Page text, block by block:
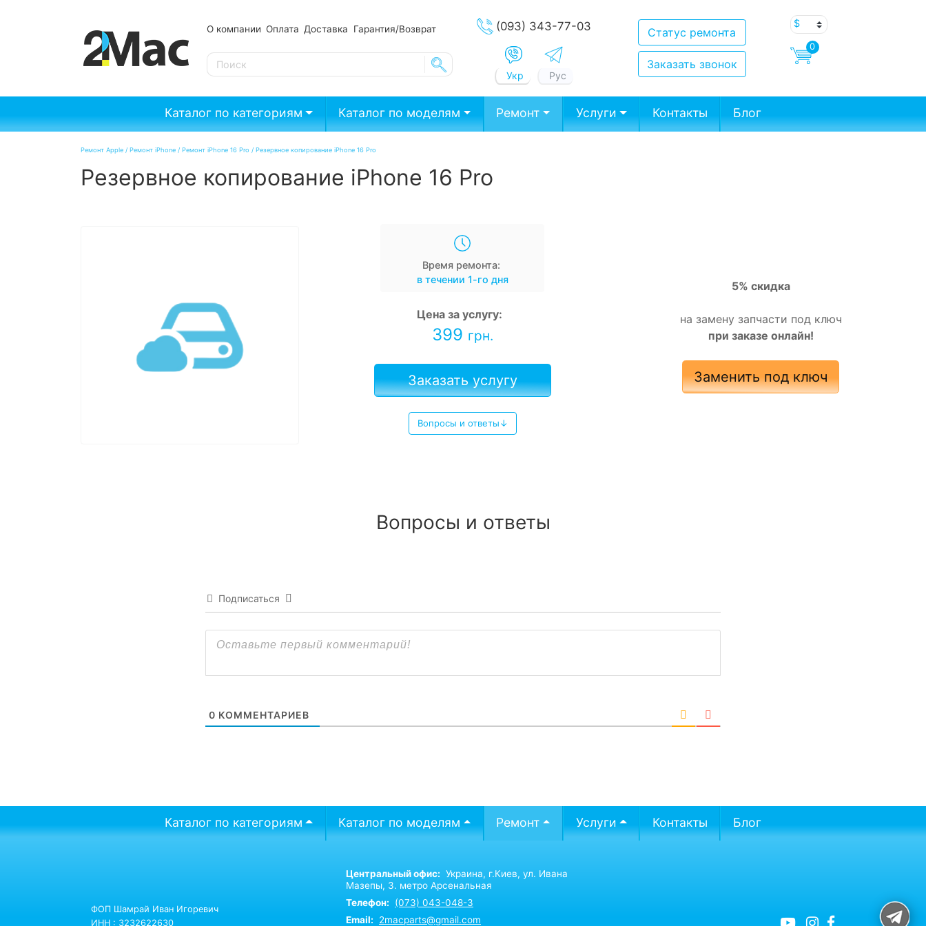
О компании Оплата Доставка Гарантия/Возврат
SE
(093) 343-77-03
Укр Рус
Статус ремонта
Заказать звонок
0
Каталог по категориям Каталог по моделям Ремонт Услуги Контакты Блог
Ремонт Apple / Ремонт iPhone / Ремонт iPhone 16 Pro / Резервное копирование iPhone 16 Pro
Резервное копирование iPhone 16 Pro
Время ремонта:
в течении 1-го дня
Цена за услугу:
399 грн.
Заказать услугу
Вопросы и ответы↓
5% скидка
на замену запчасти под ключ
при заказе онлайн!
Заменить под ключ
Вопросы и ответы
Подписаться
0 КОММЕНТАРИЕВ
Каталог по категориям Каталог по моделям Ремонт Услуги Контакты Блог
ФОП Шамрай Иван Игоревич
ИНН : 3232622630
Центральный офис: Украина, г.Киев, ул. Ивана
Мазепы, 3. метро Арсенальная
Телефон:
(073) 043-048-3
Email:
2macparts@gmail.com